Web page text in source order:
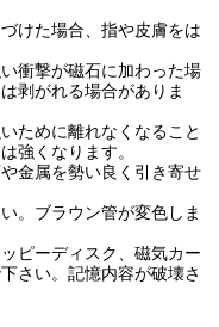
けた場合、指や皮膚をは
衝撃が磁石に加わった場
剥がれる場合がありま
ために離れなくなること
強くなります。
金属を勢い良く引き寄せ
。ブラウン管が変色しま
ピーディスク、磁気カー
さい。記憶内容が破壊さ